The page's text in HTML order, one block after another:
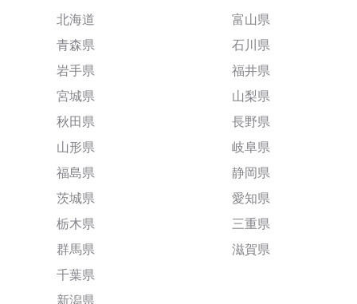
北海道
青森県
岩手県
宮城県
秋田県
山形県
福島県
茨城県
栃木県
群馬県
千葉県
新潟県
富山県
石川県
福井県
山梨県
長野県
岐阜県
静岡県
愛知県
三重県
滋賀県